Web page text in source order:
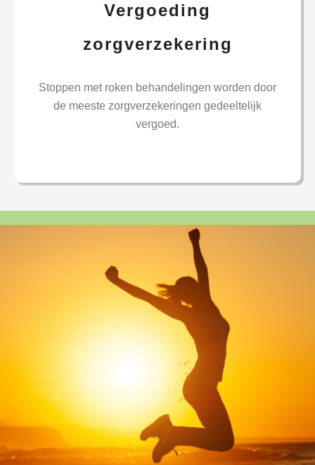
Vergoeding
zorgverzekering
Stoppen met roken behandelingen worden door
de meeste zorgverzekeringen gedeeltelijk
vergoed.